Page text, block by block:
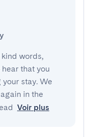
words,
that you
stay. We
in the
Voir plus